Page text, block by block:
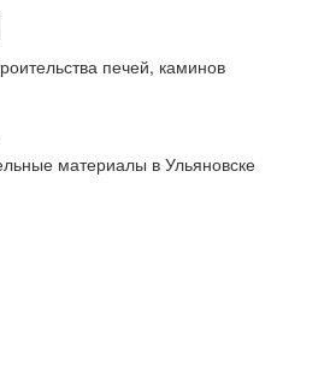
печей, каминов
материалы в Ульяновске